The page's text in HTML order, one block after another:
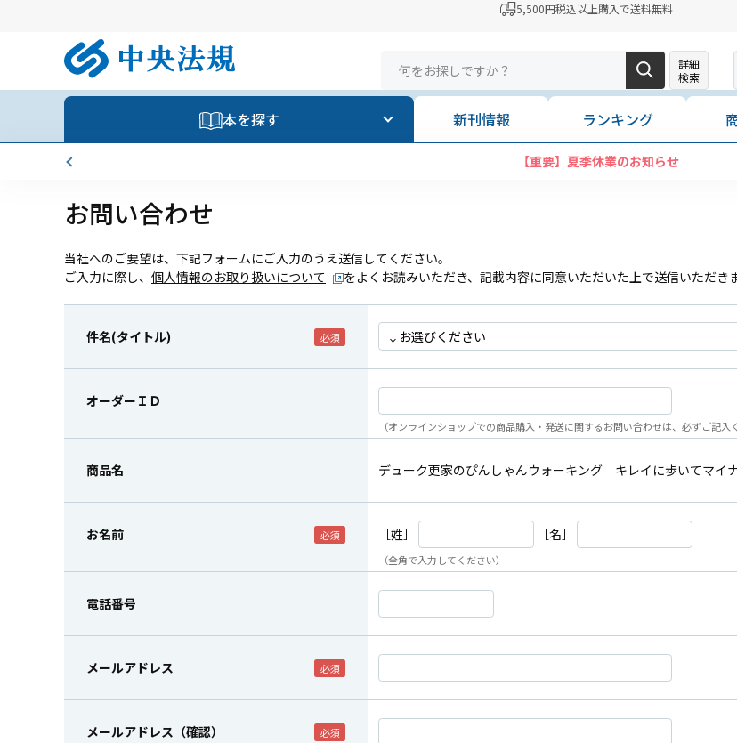
5,500円税込以上購入で送料無料
詳細
検索
本を探す 新刊情報 ランキング
【重要】夏季休業のお知らせ
お問い合わせ
当社へのご要望は、下記フォームにご入力のうえ送信してください。
ご入力に際し、 個人情報のお取り扱いについて をよくお読みいただき、記載内容に同意いただいた上で送信いただき
件名(タイトル)
オーダーＩＤ
（オンラインショップでの商品購入・発送に関するお問い合わせは、必ずご記入
商品名 デューク更家のぴんしゃんウォーキング キレイに歩いてマイ
お名前 ［姓］ ［名］
（全角で入力してください）
電話番号
メールアドレス
メールアドレス（確認）